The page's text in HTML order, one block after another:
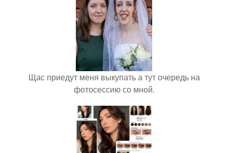
Щас приедут меня выкупать а тут очередь на
фотосессию со мной.